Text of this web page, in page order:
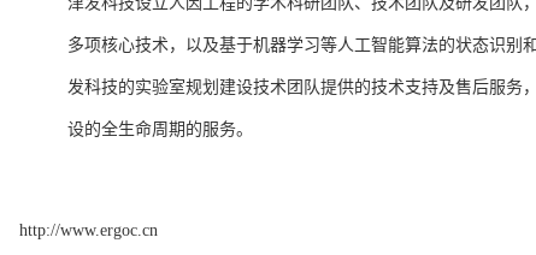
多项核心技术，以及基于机器学习等人工智能算法的状态识
发科技的实验室规划建设技术团队提供的技术支持及售后服
设的全生命周期的服务。
http://www.ergoc.cn